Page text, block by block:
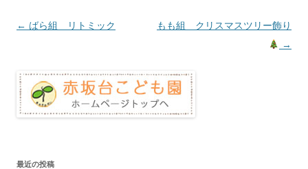
投
ビ
ゲ
ー
ョ
← ばら組 リトミック
もも組 クリスマスツリー飾り
→
最近の投稿